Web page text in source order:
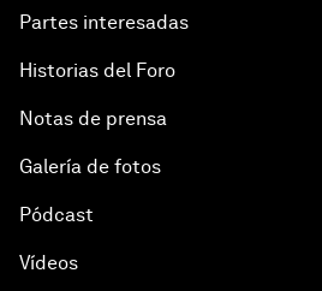
Partes interesadas
Historias del Foro
Notas de prensa
Galería de fotos
Pódcast
Vídeos